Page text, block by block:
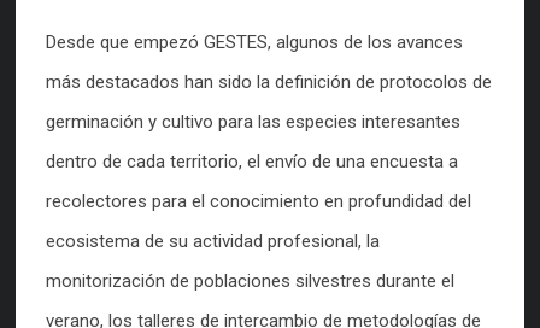
Desde que empezó GESTES, algunos de los avances
más destacados han sido la definición de protocolos de
germinación y cultivo para las especies interesantes
dentro de cada territorio, el envío de una encuesta a
recolectores para el conocimiento en profundidad del
ecosistema de su actividad profesional, la
monitorización de poblaciones silvestres durante el
verano, los talleres de intercambio de metodologías de